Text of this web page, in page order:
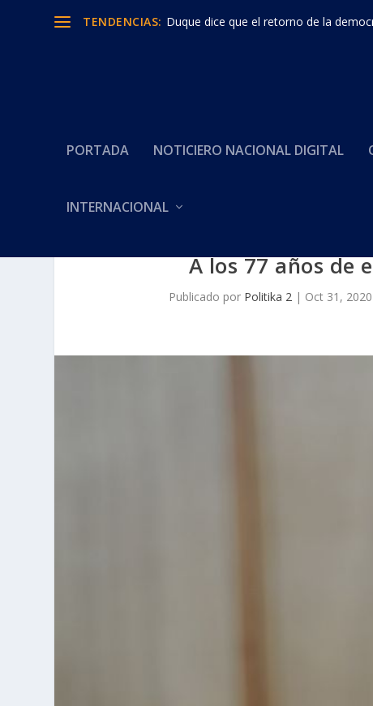
TENDENCIAS: Duque dice que el retorno de la
PORTADA NOTICIERO NACIONAL DIGITAL
INTERNACIONAL
A los 77 años de
Publicado por Politika 2 | Oct 31, 2020